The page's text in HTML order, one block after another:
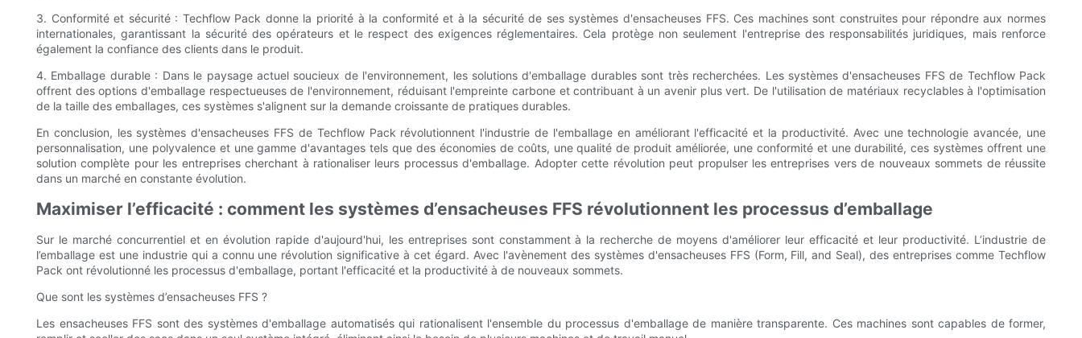
3. Conformité et sécurité : Techflow Pack donne la priorité à la conformité et à la sécurité de ses systèmes d'ensacheuses FFS. Ces machines sont construites pour répondre aux normes
internationales, garantissant la sécurité des opérateurs et le respect des exigences réglementaires. Cela protège non seulement l'entreprise des responsabilités juridiques, mais renforce
également la confiance des clients dans le produit.
4. Emballage durable : Dans le paysage actuel soucieux de l'environnement, les solutions d'emballage durables sont très recherchées. Les systèmes d'ensacheuses FFS de Techflow Pack
offrent des options d'emballage respectueuses de l'environnement, réduisant l'empreinte carbone et contribuant à un avenir plus vert. De l'utilisation de matériaux recyclables à l'optimisation
de la taille des emballages, ces systèmes s'alignent sur la demande croissante de pratiques durables.
En conclusion, les systèmes d'ensacheuses FFS de Techflow Pack révolutionnent l'industrie de l'emballage en améliorant l'efficacité et la productivité. Avec une technologie avancée, une
personnalisation, une polyvalence et une gamme d'avantages tels que des économies de coûts, une qualité de produit améliorée, une conformité et une durabilité, ces systèmes offrent une
solution complète pour les entreprises cherchant à rationaliser leurs processus d'emballage. Adopter cette révolution peut propulser les entreprises vers de nouveaux sommets de réussite
dans un marché en constante évolution.
Maximiser l’efficacité : comment les systèmes d’ensacheuses FFS révolutionnent les processus d’emballage
Sur le marché concurrentiel et en évolution rapide d'aujourd'hui, les entreprises sont constamment à la recherche de moyens d'améliorer leur efficacité et leur productivité. L’industrie de
l’emballage est une industrie qui a connu une révolution significative à cet égard. Avec l'avènement des systèmes d'ensacheuses FFS (Form, Fill, and Seal), des entreprises comme Techflow
Pack ont ​​révolutionné les processus d'emballage, portant l'efficacité et la productivité à de nouveaux sommets.
Que sont les systèmes d’ensacheuses FFS ?
Les ensacheuses FFS sont des systèmes d'emballage automatisés qui rationalisent l'ensemble du processus d'emballage de manière transparente. Ces machines sont capables de former,